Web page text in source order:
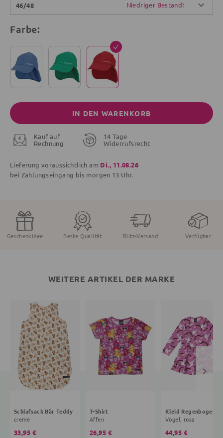
46/48 Niedriger Bestand!
Farbe:
IN DEN WARENKORB
Kauf auf
Rechnung
14 Tage
Widerrufsrecht
Lieferung voraussichtlich am Di., 11.08.26
bei Zahlungseingang bis morgen 13 Uhr.
Geschenkidee Beste Qualität Blitz-Versand Verfügbar
WEITERE ARTIKEL DER MARKE
Schlafsack Bär Teddy
creme
33,95 €
T-Shirt
Affen
26,95 €
Vögel, rosa
44,95 €